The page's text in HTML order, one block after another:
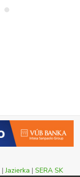
|Jazierka | SERA SK